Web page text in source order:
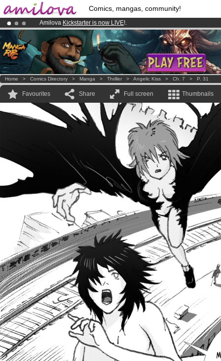
Comics, mangas, community!
Amilova Kickstarter is now LIVE!.
Premium membership from3.95 eurosper month !Get membership
Already 134393 membersand 1208 comics & mangas!.
Home > Comics Directory > Manga > Thriller > Angelic Kiss > Ch. 7 > P. 31
Favourites Share Full screen Thumbnails